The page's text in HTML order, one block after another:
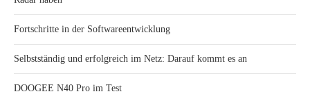
Fortschritte in der Softwareentwicklung
Selbstständig und erfolgreich im Netz: Darauf kommt es an
DOOGEE N40 Pro im Test